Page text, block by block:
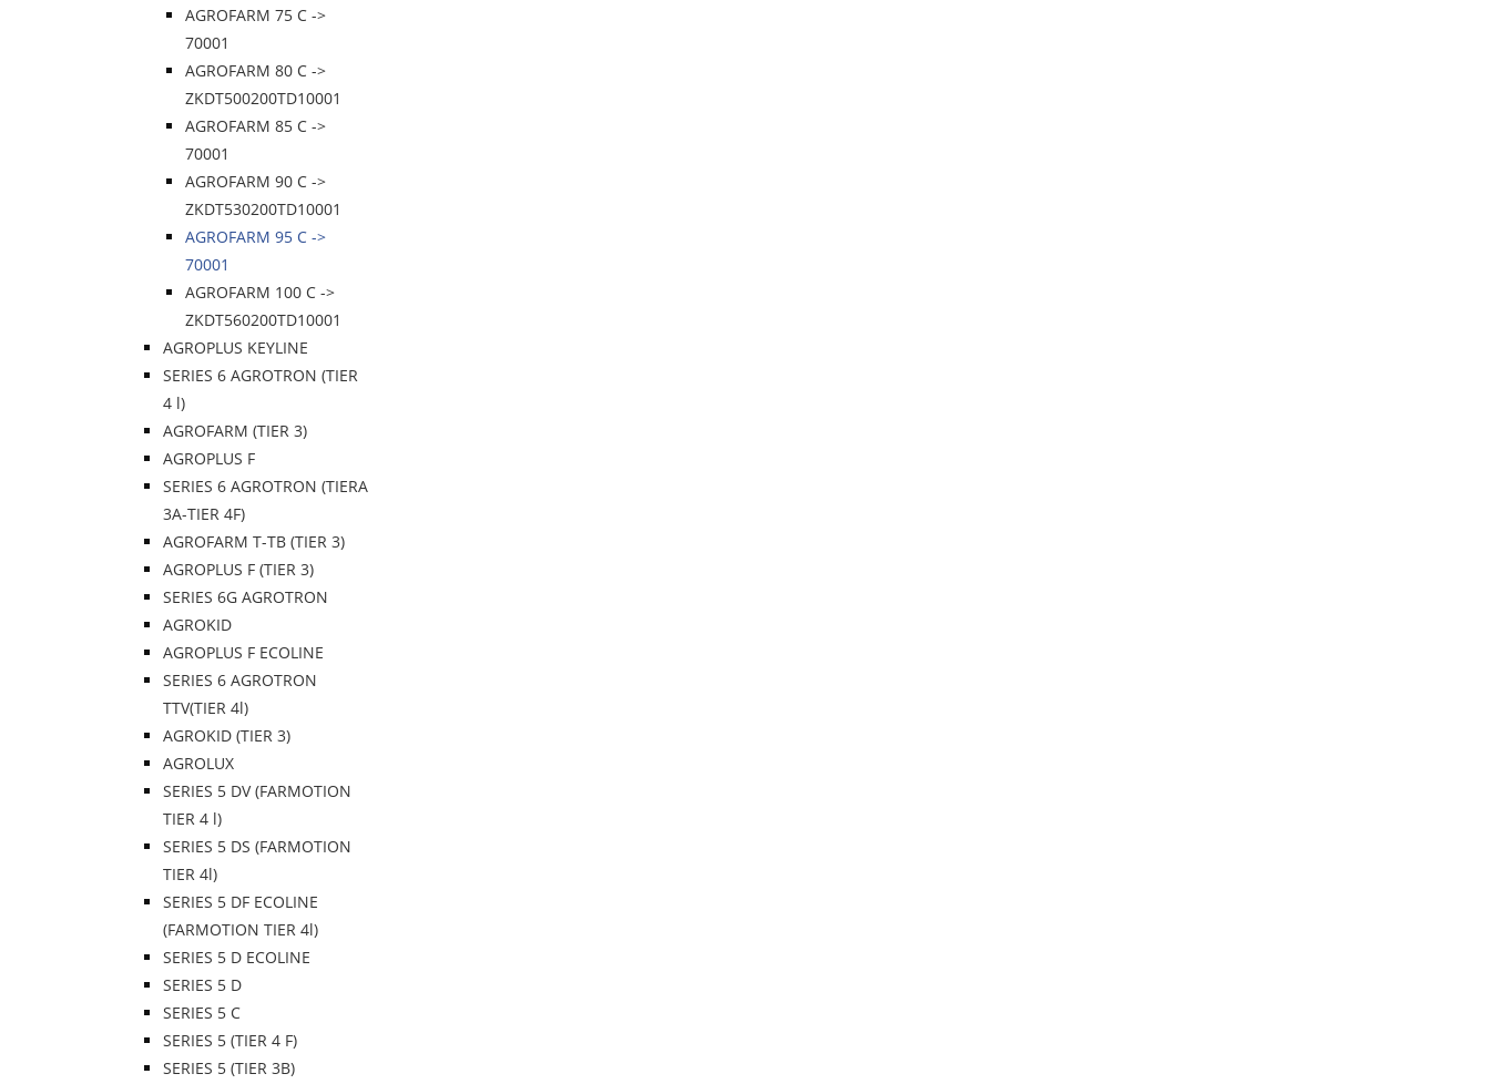
AGROFARM 75 C ->
70001
AGROFARM 80 C ->
ZKDT500200TD10001
AGROFARM 85 C ->
70001
AGROFARM 90 C ->
ZKDT530200TD10001
AGROFARM 95 C ->
70001
AGROFARM 100 C ->
ZKDT560200TD10001
AGROPLUS KEYLINE
SERIES 6 AGROTRON (TIER
4 l)
AGROFARM (TIER 3)
AGROPLUS F
SERIES 6 AGROTRON (TIERA
3A-TIER 4F)
AGROFARM T-TB (TIER 3)
AGROPLUS F (TIER 3)
SERIES 6G AGROTRON
AGROKID
AGROPLUS F ECOLINE
SERIES 6 AGROTRON
TTV(TIER 4l)
AGROKID (TIER 3)
AGROLUX
SERIES 5 DV (FARMOTION
TIER 4 l)
SERIES 5 DS (FARMOTION
TIER 4l)
SERIES 5 DF ECOLINE
(FARMOTION TIER 4l)
SERIES 5 D ECOLINE
SERIES 5 D
SERIES 5 C
SERIES 5 (TIER 4 F)
SERIES 5 (TIER 3B)